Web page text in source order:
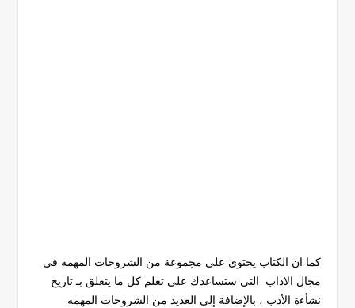
كما ان الكتاب يحتوي على مجموعة من الشروحات المهمه في
مجال الاداب التي ستساعدك على تعلم كل ما يتعلق بـ تاريخ
نشأءة الأدب ، بالإضافة إلى العديد من الشروحات المهمه